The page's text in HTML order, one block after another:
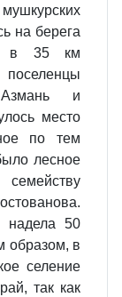
на берега
в 35 км
и
место
по тем
лесное
надела 50
образом, в
селение
так как